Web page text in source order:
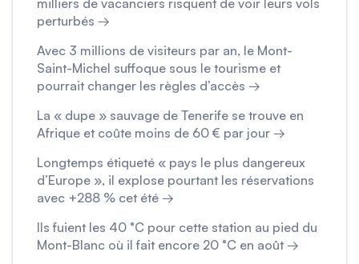
milliers de vacanciers risquent de voir leurs vols
perturbés →
Avec 3 millions de visiteurs par an, le Mont-
Saint-Michel suffoque sous le tourisme et
pourrait changer les règles d’accès →
La « dupe » sauvage de Tenerife se trouve en
Afrique et coûte moins de 60 € par jour →
Longtemps étiqueté « pays le plus dangereux
d’Europe », il explose pourtant les réservations
avec +288 % cet été →
Ils fuient les 40 °C pour cette station au pied du
Mont-Blanc où il fait encore 20 °C en août →